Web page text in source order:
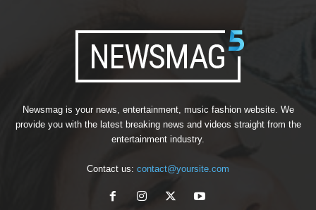
Newsmag is your news, entertainment, music fashion website. We
provide you with the latest breaking news and videos straight from the
entertainment industry.
Contact us: contact@yoursite.com